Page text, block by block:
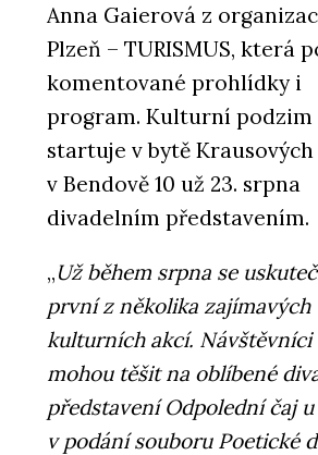
Anna Gaierová z
Plzeň – TURISMUS, která
komentované prohlídky i
program. Kulturní podzim
startuje v bytě Krausových
v Bendově 10 už 23. srpna
divadelním představením.
„Už během srpna se
první z několika zajímavých
kulturních akcí. Návštěvníci
mohou těšit na oblíbené
představení Odpolední čaj
v podání souboru Poetické